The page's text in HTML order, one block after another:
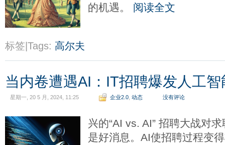
的机遇。 阅读全文
标签|Tags: 高尔夫
当内卷遭遇AI：IT招聘爆发人工智
星期一, 20 5 月, 2024, 11:25 企业2.0 动态 没有评论
兴的“AI vs. AI” 招聘大战对
是好消息。AI使招聘过程变